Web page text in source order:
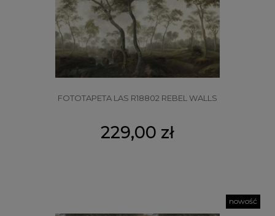
FOTOTAPETA LAS R18802 REBEL WALLS
229,00 zł
nowość